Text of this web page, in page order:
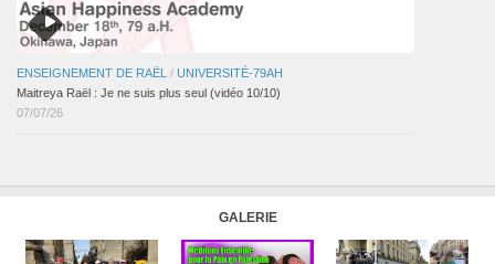
ENSEIGNEMENT DE RAËL / UNIVERSITÉ-79AH
Maitreya Raël : Je ne suis plus seul (vidéo 10/10)
07/07/26
GALERIE